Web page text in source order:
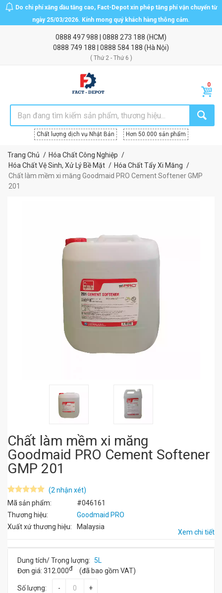
Do chi phí xăng dầu tăng cao, Fact-Depot xin phép tăng phí vận chuyển từ
ngày 25/03/2026. Kính mong quý khách hàng thông cảm.
0888 497 988 0888 273 188 (HCM)
0888 749 188
0888 584 188 (Hà Nội)
( Thứ 2 - Thứ 6 )
Chất lượng dịch vụ Nhật Bản Hơn 50.000 sản phẩm
Trang Chủ
Hóa Chất Công Nghiệp
Hóa Chất Vệ Sinh, Xử Lý Bề Mặt
Hóa Chất Tẩy Xi Măng
Chất làm mềm xi măng Goodmaid PRO Cement Softener GMP
201
Chất làm mềm xi măng
Goodmaid PRO Cement Softener
GMP 201
(2 nhận xét)
Mã sản phẩm:
#046161
Thương hiệu:
Goodmaid PRO
Xuất xứ thương hiệu:
Malaysia
Xem chi tiết
Dung tích/ Trọng lượng: 5L
Đơn giá: 312.000đ (đã bao gồm VAT)
Số lượng: - +